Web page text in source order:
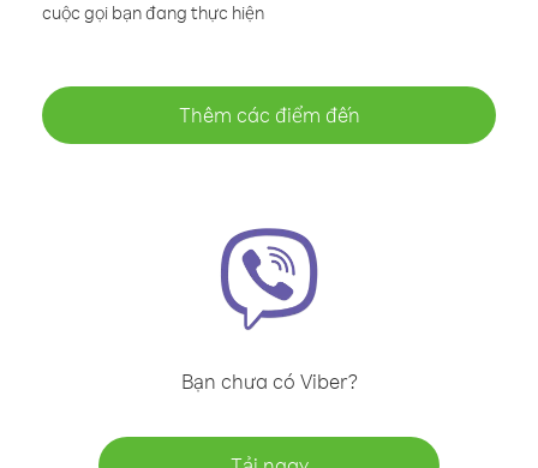
cuộc gọi bạn đang thực hiện
Thêm các điểm đến
Bạn chưa có Viber?